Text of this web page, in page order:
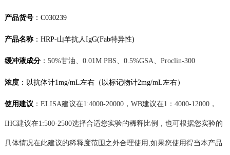
产品货号： C030239
产品名称： HRP-山羊抗人IgG(Fab特异性)
缓冲液成分： 50%甘油、 0.01M PBS、 0.5%GSA Proclin-300
浓度： 以抗体计1mg/mL左右（以标记物计2mg/mL左右）
使用建议 ： ELISA建议在1:4000-20000， WB建议在1： 4000-12000，
IHC建议在1:500-2500选择合适您实验的稀释比例，也可根据您实验的
具体情况在此建议的稀释度范围之外合理使用 ,如果您使用得当本产品